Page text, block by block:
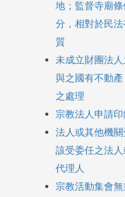
地；監督寺廟
分，相對於民
質
未成立財團法
與之國有不動
之處理
宗教法人 申請
法人或其他機關
該受委任之法
代理人
宗教活動集會無